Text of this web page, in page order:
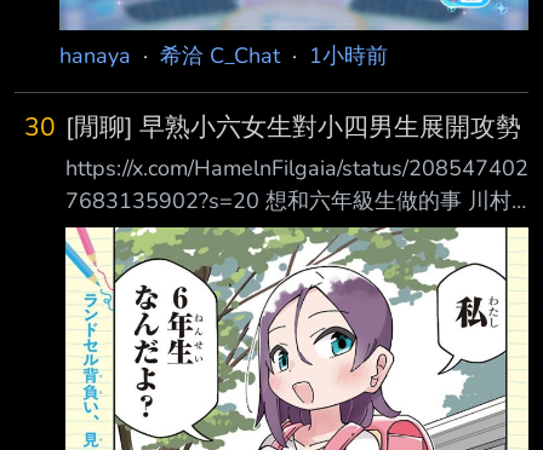
hanaya · 希洽 C_Chat· 1小時前
30 [閒聊] 早熟小六女生對小四男生展開攻勢
https://x.com/HamelnFilgaia/status/208547402
7683135902?s=20 想和六年級生做的事 川村
拓 誤會。錯過。——其實是兩情相悅。由成熟
早慧的小學六年級女孩與活潑頑皮的小學四年級
男孩交織而成，近在咫尺卻又遙不可及的純真戀
愛喜劇！！ 動畫化後大受歡迎的作品
https://i.imgur.com/JnP3gNr.jpeg 被小四男生告
白 https://i.imgur.com/JrasejX.jpeg 那個喜歡究
竟是哪種喜歡 https://i.imgur